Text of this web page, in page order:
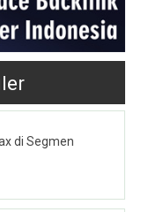
di Segmen